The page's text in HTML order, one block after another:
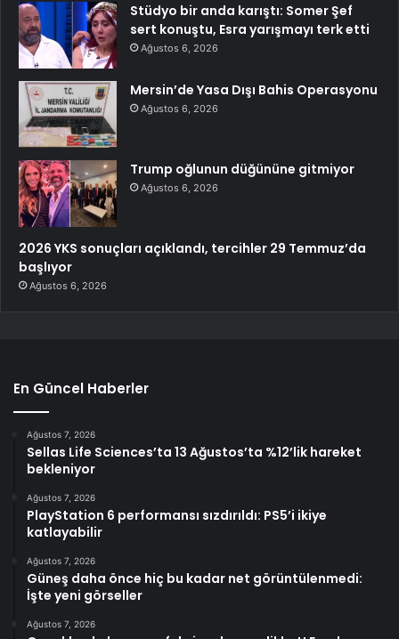
Stüdyo bir anda karıştı: Somer Şef
sert konuştu, Esra yarışmayı terk etti
Ağustos 6, 2026
Mersin’de Yasa Dışı Bahis Operasyonu
Ağustos 6, 2026
Trump oğlunun düğününe gitmiyor
Ağustos 6, 2026
2026 YKS sonuçları açıklandı, tercihler 29 Temmuz’da
başlıyor
Ağustos 6, 2026
En Güncel Haberler
Ağustos 7, 2026
Sellas Life Sciences’ta 13 Ağustos’ta %12’lik hareket
bekleniyor
Ağustos 7, 2026
PlayStation 6 performansı sızdırıldı: PS5’i ikiye
katlayabilir
Ağustos 7, 2026
Güneş daha önce hiç bu kadar net görüntülenmedi:
İşte yeni görseller
Ağustos 7, 2026